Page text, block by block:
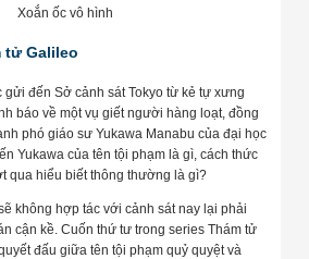
Xoắn ốc vô hình
tử Galileo
đến Sở cảnh sát Tokyo từ kẻ tự xưng
báo về một vụ giết người hàng loạt, đồng
phó giáo sư Yukawa Manabu của đại học
Yukawa của tên tội phạm là gì, cách thức
qua hiểu biết thông thường là gì?
không hợp tác với cảnh sát nay lại phải
cận kề. Cuốn thứ tư trong series Thám tử
đấu giữa tên tội phạm quỷ quyệt và